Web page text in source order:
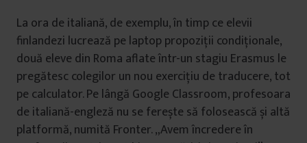
La ora de italiană, de exemplu, în timp ce elevii
finlandezi lucrează pe laptop propoziții condiționale,
două eleve din Roma aflate într-un stagiu Erasmus le
pregătesc colegilor un nou exercițiu de traducere, tot
pe calculator. Pe lângă Google Classroom, profesoara
de italiană-engleză nu se ferește să folosească și altă
platformă, numită Fronter. „Avem încredere în